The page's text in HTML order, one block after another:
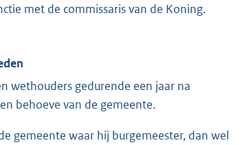
met de commissaris van de Koning.
wethouders gedurende een jaar na
behoeve van de gemeente.
gemeente waar hij burgemeester, dan wel